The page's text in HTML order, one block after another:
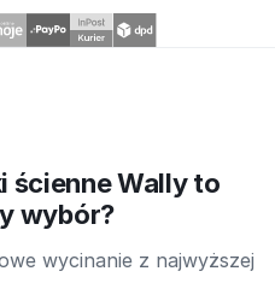
ścienne Wally to
wybór?
wycinanie z najwyższej